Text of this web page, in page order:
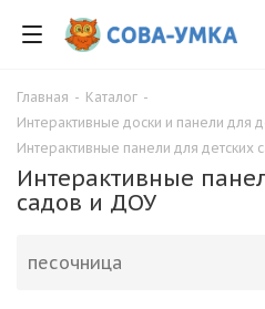
Главная - Каталог -
Интерактивные доски и панели для
Интерактивные панели для детских
Интерактивные
садов и ДОУ